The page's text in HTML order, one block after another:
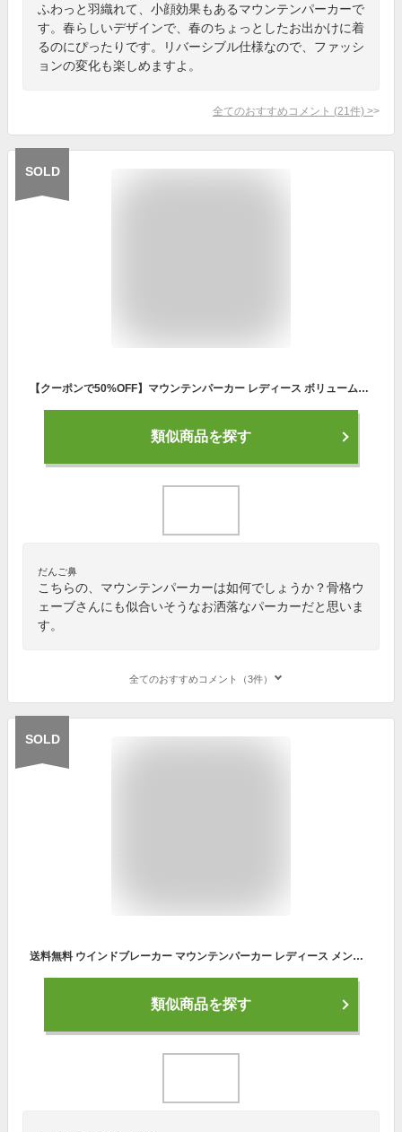
ふわっと羽織れて、小顔効果もあるマウンテンパーカーで
す。春らしいデザインで、春のちょっとしたお出かけに着
るのにぴったりです。リバーシブル仕様なので、ファッシ
ョンの変化も楽しめますよ。
全てのおすすめコメント (21 件) >
SOLD
【クーポンで50%OFF】マウンテンパーカー レディース ボリューム袖 ジップアップ ライトアウター ジャンパー ジャンバー 上着 羽織り フード付き フード ポケット付き ショート丈 ミドル丈 オーバーサイズ ビッグシルエット 無地 可愛い おしゃれ
類似商品を探す
だんご鼻
こちらの、マウンテンパーカーは如何でしょうか？骨格ウ
ェーブさんにも似合いそうなお洒落なパーカーだと思いま
す。
全てのおすすめコメント（3件）
SOLD
送料無料 ウインドブレーカー マウンテンパーカー レディース メンズ ジャケット ジャンパー ブルゾン マウンテンパーカー アウター ショート丈 ジャケット カジュアル パーカー UVカット 大きいサイズ 小さいサイズ フード付き 防風 おしゃれ 春夏秋
類似商品を探す